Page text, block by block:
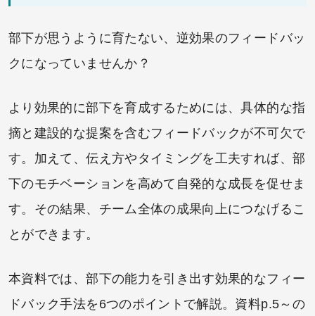
部下が思うように育たない、逆効果のフィードバッ
クになっていませんか？
より効果的に部下を育成するためには、具体的な指
摘と建設的な提案を含むフィードバックが不可欠で
す。加えて、伝え方やタイミングを工夫すれば、部
下のモチベーションを高めて自発的な成長を促せま
す。その結果、チーム全体の成果向上につなげるこ
とができます。
本資料では、部下の能力を引き出す効果的なフィー
ドバック手法を6つのポイントで解説。資料p.5～の